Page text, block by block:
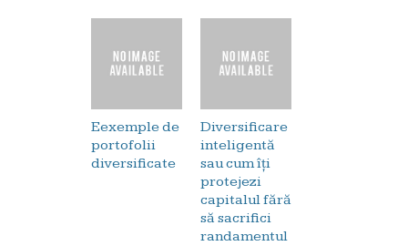
Eexemple de
portofolii
diversificate
Diversificare
inteligentă
sau cum îți
protejezi
capitalul fără
să sacrifici
randamentul